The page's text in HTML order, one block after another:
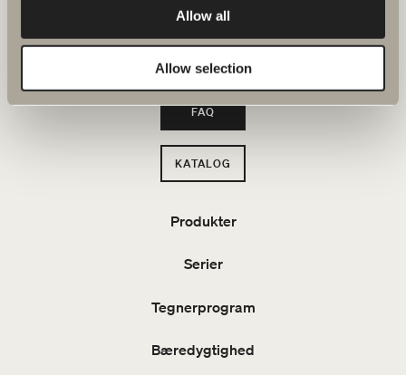
Allow all
Allow selection
Tlf: +46(0)321 53 30 00
FAQ
KATALOG
Produkter
Serier
Tegnerprogram
Bæredygtighed